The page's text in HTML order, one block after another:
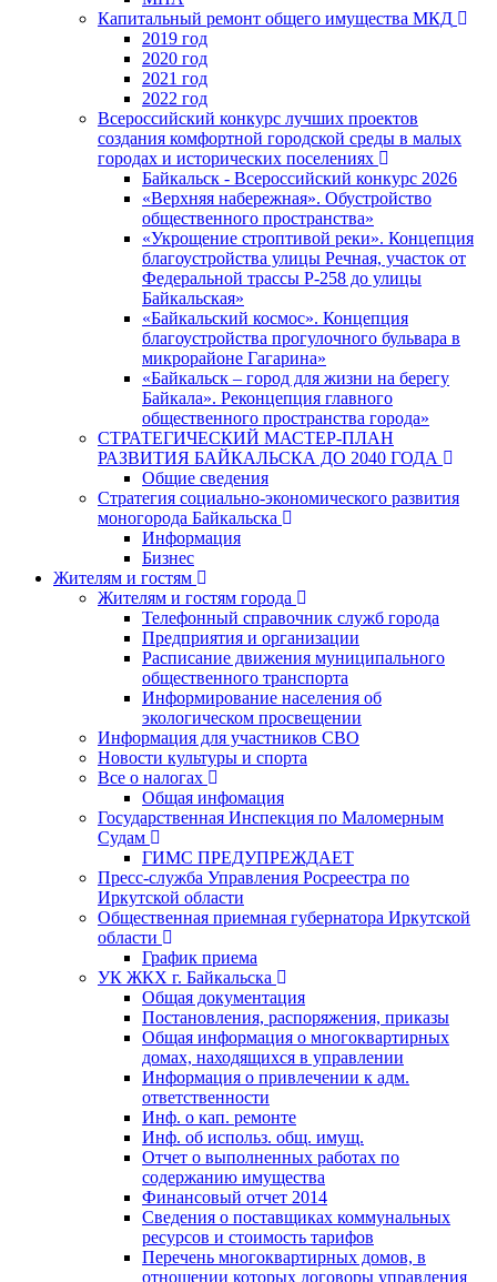
Капитальный ремонт общего имущества МКД
2019 год
2020 год
2021 год
2022 год
Всероссийский конкурс лучших проектов
создания комфортной городской среды в малых
городах и исторических поселениях
Байкальск - Всероссийский конкурс 2026
«Верхняя набережная». Обустройство
общественного пространства»
«Укрощение строптивой реки». Концепция
благоустройства улицы Речная, участок от
Федеральной трассы Р-258 до улицы
Байкальская»
«Байкальский космос». Концепция
благоустройства прогулочного бульвара в
микрорайоне Гагарина»
«Байкальск – город для жизни на берегу
Байкала». Реконцепция главного
общественного пространства города»
СТРАТЕГИЧЕСКИЙ МАСТЕР-ПЛАН
РАЗВИТИЯ БАЙКАЛЬСКА ДО 2040 ГОДА
Общие сведения
Стратегия социально-экономического развития
моногорода Байкальска
Информация
Бизнес
Жителям и гостям
Жителям и гостям города
Телефонный справочник служб города
Предприятия и организации
Расписание движения муниципального
общественного транспорта
Информирование населения об
экологическом просвещении
Информация для участников СВО
Новости культуры и спорта
Все о налогах
Общая инфомация
Государственная Инспекция по Маломерным
Судам
ГИМС ПРЕДУПРЕЖДАЕТ
Пресс-служба Управления Росреестра по
Иркутской области
Общественная приемная губернатора Иркутской
области
График приема
УК ЖКХ г. Байкальска
Общая документация
Постановления, распоряжения, приказы
Общая информация о многоквартирных
домах, находящихся в управлении
Информация о привлечении к адм.
ответственности
Инф. о кап. ремонте
Инф. об использ. общ. имущ.
Отчет о выполненных работах по
содержанию имущества
Финансовый отчет 2014
Сведения о поставщиках коммунальных
ресурсов и стоимость тарифов
Перечень многоквартирных домов, в
отношении которых договоры управления